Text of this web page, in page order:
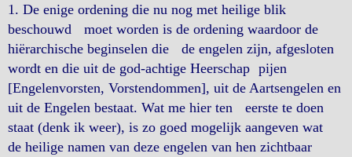
1. De enige ordening die nu nog met heilige blik
beschouwd moet worden is de ordening waardoor de
hiërarchische beginselen die de engelen zijn, afgesloten
wordt en die uit de god-achtige Heerschap pijen
[Engelenvorsten, Vorstendommen], uit de Aartsengelen en
uit de Engelen bestaat. Wat me hier ten eerste te doen
staat (denk ik weer), is zo goed mogelijk aangeven wat
de heilige namen van deze engelen van hen zichtbaar